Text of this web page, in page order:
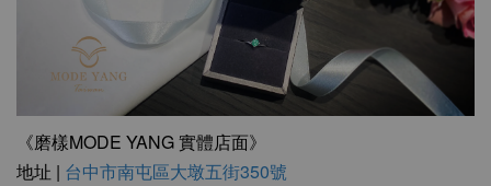
《磨樣MODE YANG 實體店面》
地址 | 台中市南屯區大墩五街350號